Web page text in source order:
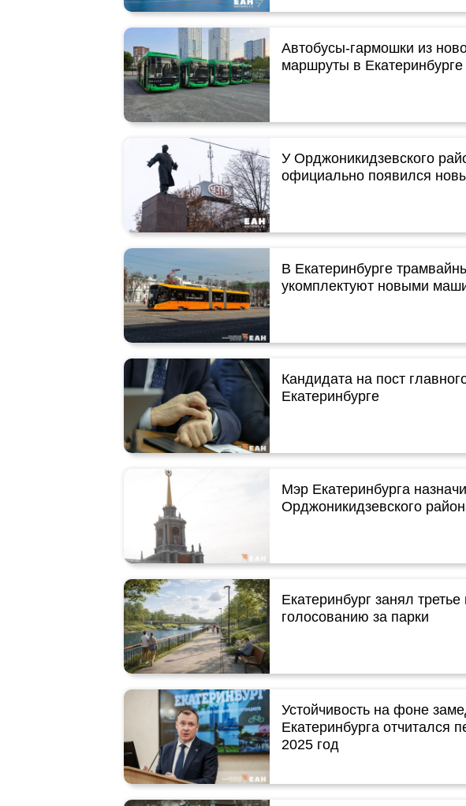
Автобусы-гармошки из
маршруты в Екатеринбурге
У Орджоникидзевского
официально появился
В Екатеринбурге
укомплектуют новыми
Кандидата на пост
Екатеринбурге
Мэр Екатеринбурга
Орджоникидзевского
Екатеринбург занял
голосованию за парки
Устойчивость на фоне
Екатеринбурга отчитался
2025 год